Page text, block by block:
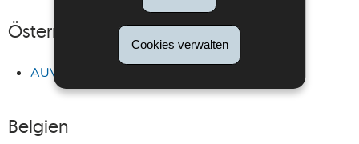
Cookies verwalten
Österreich
AUVA
Belgien